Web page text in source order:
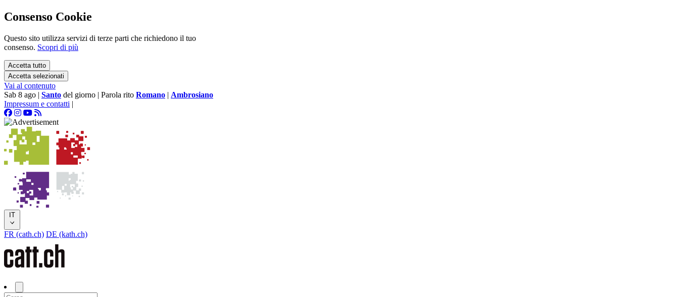
Consenso Cookie
Questo sito utilizza servizi di terze parti che richiedono il tuo
consenso. Scopri di più
Accetta tutto
Accetta selezionati
Vai al contenuto
Sab 8 ago | Santo del giorno | Parola rito Romano | Ambrosiano
Impressum e contatti |
IT
FR (cath.ch) DE (kath.ch)